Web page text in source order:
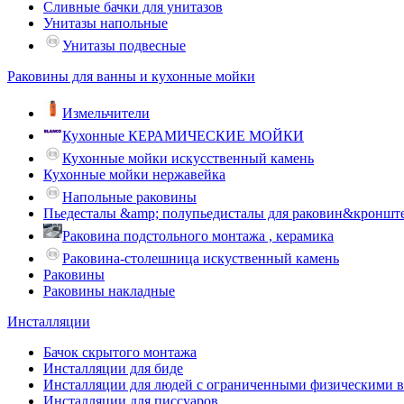
Сливные бачки для унитазов
Унитазы напольные
Унитазы подвесные
Раковины для ванны и кухонные мойки
Измельчители
Кухонные КЕРАМИЧЕСКИЕ МОЙКИ
Кухонные мойки искусственный камень
Кухонные мойки нержавейка
Напольные раковины
Пьедесталы &amp; полупьедисталы для
Раковина подстольного монтажа , керамика
Раковина-столешница искуственный камень
Раковины
Раковины накладные
Инсталляции
Бачок скрытого монтажа
Инсталляции для биде
Инсталляции для людей с ограниченными физическими